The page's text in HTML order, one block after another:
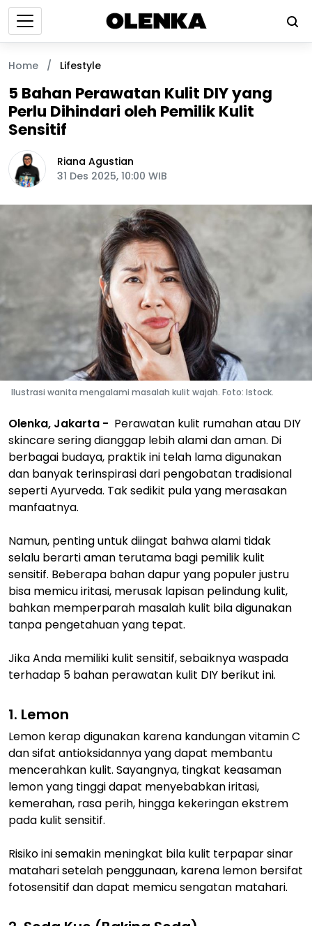
Home / Lifestyle
5 Bahan Perawatan Kulit DIY yang
Perlu Dihindari oleh Pemilik Kulit
Sensitif
Riana Agustian
31 Des 2025, 10:00 WIB
Ilustrasi wanita mengalami masalah kulit wajah. Foto: Istock.
Olenka, Jakarta - Perawatan kulit rumahan atau DIY
skincare sering dianggap lebih alami dan aman. Di
berbagai budaya, praktik ini telah lama digunakan
dan banyak terinspirasi dari pengobatan tradisional
seperti Ayurveda. Tak sedikit pula yang merasakan
manfaatnya.
Namun, penting untuk diingat bahwa alami tidak
selalu berarti aman terutama bagi pemilik kulit
sensitif. Beberapa bahan dapur yang populer justru
bisa memicu iritasi, merusak lapisan pelindung kulit,
bahkan memperparah masalah kulit bila digunakan
tanpa pengetahuan yang tepat.
Jika Anda memiliki kulit sensitif, sebaiknya waspada
terhadap 5 bahan perawatan kulit DIY berikut ini.
1. Lemon
Lemon kerap digunakan karena kandungan vitamin C
dan sifat antioksidannya yang dapat membantu
mencerahkan kulit. Sayangnya, tingkat keasaman
lemon yang tinggi dapat menyebabkan iritasi,
kemerahan, rasa perih, hingga kekeringan ekstrem
pada kulit sensitif.
Risiko ini semakin meningkat bila kulit terpapar sinar
matahari setelah penggunaan, karena lemon bersifat
fotosensitif dan dapat memicu sengatan matahari.